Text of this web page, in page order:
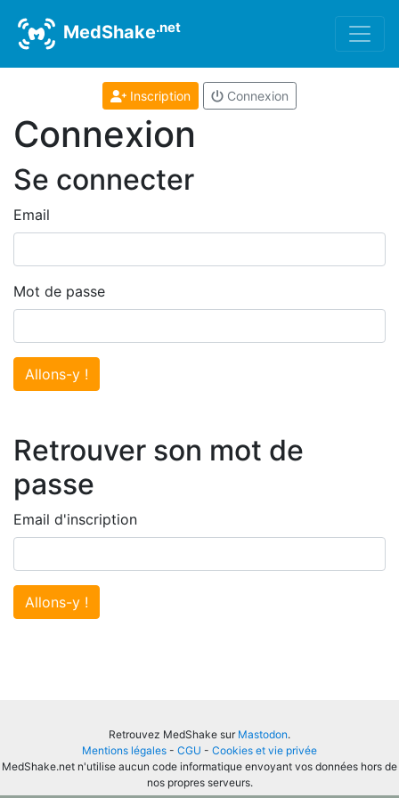
MedShake.net
Inscription Connexion
Connexion
Se connecter
Email
Mot de passe
Allons-y !
Retrouver son mot de
passe
Email d'inscription
Allons-y !
Retrouvez MedShake sur Mastodon.
Mentions légales - CGU - Cookies et vie privée
MedShake.net n'utilise aucun code informatique envoyant vos données hors de
nos propres serveurs.